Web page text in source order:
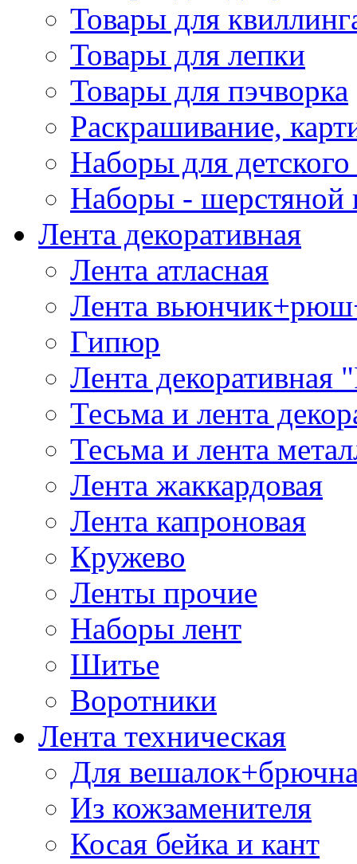
Товары для
Товары для лепки
Товары для пэчворка
Раскрашивание,
Наборы для
Наборы - шерстяной
Лента декоративная
Лента атласная
Лента
Гипюр
Лента декоративная
Тесьма и лента
Тесьма и лента
Лента жаккардовая
Лента капроновая
Кружево
Ленты прочие
Наборы лент
Шитье
Воротники
Лента техническая
Для
Из кожзаменителя
Косая бейка и кант